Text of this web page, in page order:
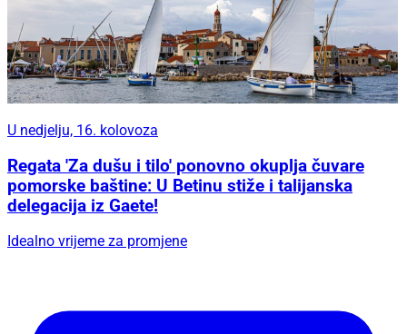
U nedjelju, 16. kolovoza
Regata 'Za dušu i tilo' ponovno okuplja čuvare
pomorske baštine: U Betinu stiže i talijanska
delegacija iz Gaete!
Idealno vrijeme za promjene